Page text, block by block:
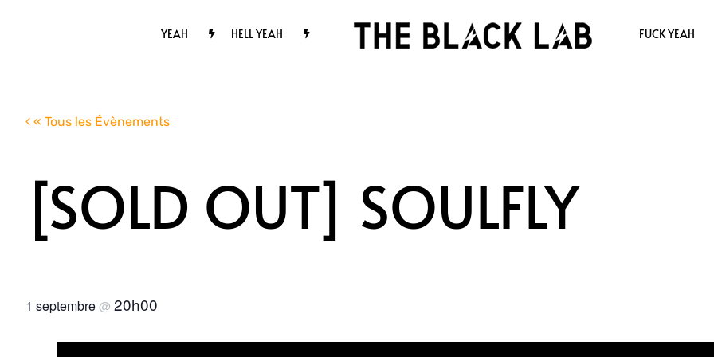
YEAH HELL YEAH FUCK YEAH
« Tous les Évènements
[SOLD OUT] SOULFLY
1 septembre@ 20h00